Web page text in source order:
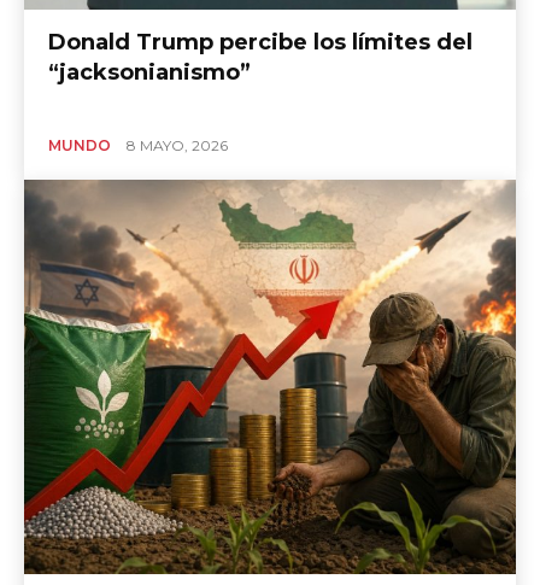
Donald Trump percibe los límites del
“jacksonianismo”
MUNDO 8 MAYO, 2026